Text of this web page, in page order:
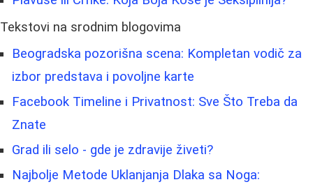
Tekstovi na srodnim blogovima
Beogradska pozorišna scena: Kompletan vodič za
izbor predstava i povoljne karte
Facebook Timeline i Privatnost: Sve Što Treba da
Znate
Grad ili selo - gde je zdravije živeti?
Najbolje Metode Uklanjanja Dlaka sa Noga: